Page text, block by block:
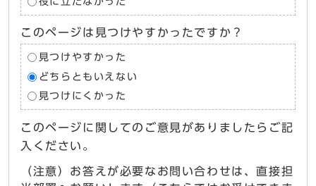
このページは見つけやすかったですか？
見つけやすかった
どちらともいえない
見つけにくかった
このページに関してのご意見がありましたらご記
入ください。
（注意）お答えが必要なお問い合わせは、直接担